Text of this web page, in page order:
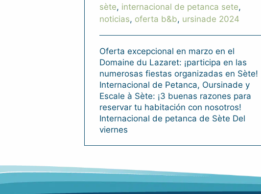
sète, internacional de petanca sete,
noticias, oferta b&b, ursinade 2024
Oferta excepcional en marzo en el
Domaine du Lazaret: ¡participa en las
numerosas fiestas organizadas en Sète!
Internacional de Petanca, Oursinade y
Escale à Sète: ¡3 buenas razones para
reservar tu habitación con nosotros!
Internacional de petanca de Sète Del
viernes